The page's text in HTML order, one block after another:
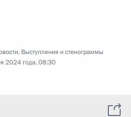
, Выступления и стенограммы
2024 года, 08:30